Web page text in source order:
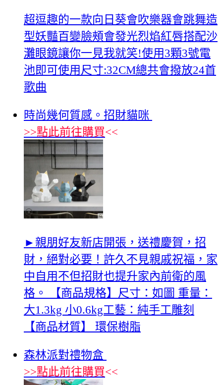
超逗趣的一款向日葵會吹樂器會跳舞造
型妖豔百變臉頰會發光烈焰紅唇搭配沙
灘眼鏡讓你一見我就笑!使用3顆3號電
池即可使用尺寸:32CM總共會撥放24首
歌曲
時尚幾何質感。招財貓咪
>>點此前往購買<<
►親朋好友新店開張，送禮慶賀，招
財，絕對必要！許久不見親戚祝福，家
中自用不但招財也提升家內前衛的風
格。 【商品規格】尺寸：如圖 重量：
大1.3kg 小0.6kg工藝：純手工雕刻
【商品材質】 環保樹脂
森林派對禮物盒
>>點此前往購買<<